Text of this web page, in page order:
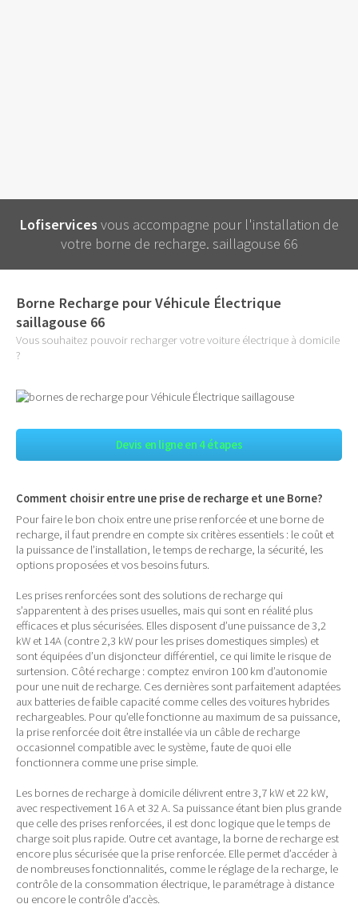
Lofiservices vous accompagne pour l'installation de
votre borne de recharge. saillagouse 66
Borne Recharge pour Véhicule Électrique
saillagouse 66
Vous souhaitez pouvoir recharger votre voiture électrique à domicile
?
Devis en ligne en 4 étapes
Comment choisir entre une prise de recharge et une Borne?
Pour faire le bon choix entre une prise renforcée et une borne de
recharge, il faut prendre en compte six critères essentiels : le coût et
la puissance de l’installation, le temps de recharge, la sécurité, les
options proposées et vos besoins futurs.
Les prises renforcées sont des solutions de recharge qui
s’apparentent à des prises usuelles, mais qui sont en réalité plus
efficaces et plus sécurisées. Elles disposent d’une puissance de 3,2
kW et 14A (contre 2,3 kW pour les prises domestiques simples) et
sont équipées d’un disjoncteur différentiel, ce qui limite le risque de
surtension. Côté recharge : comptez environ 100 km d’autonomie
pour une nuit de recharge. Ces dernières sont parfaitement adaptées
aux batteries de faible capacité comme celles des voitures hybrides
rechargeables. Pour qu’elle fonctionne au maximum de sa puissance,
la prise renforcée doit être installée via un câble de recharge
occasionnel compatible avec le système, faute de quoi elle
fonctionnera comme une prise simple.
Les bornes de recharge à domicile délivrent entre 3,7 kW et 22 kW,
avec respectivement 16 A et 32 A. Sa puissance étant bien plus grande
que celle des prises renforcées, il est donc logique que le temps de
charge soit plus rapide. Outre cet avantage, la borne de recharge est
encore plus sécurisée que la prise renforcée. Elle permet d’accéder à
de nombreuses fonctionnalités, comme le réglage de la recharge, le
contrôle de la consommation électrique, le paramétrage à distance
ou encore le contrôle d’accès.